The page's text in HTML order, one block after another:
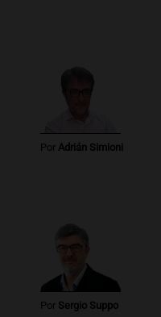
Por Adrián Simioni
Por Sergio Suppo